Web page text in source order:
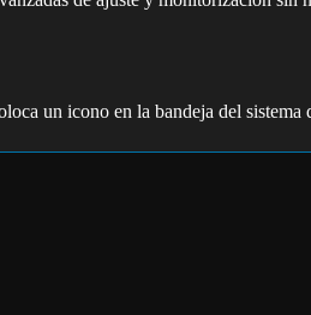
un icono en la bandeja del sistema